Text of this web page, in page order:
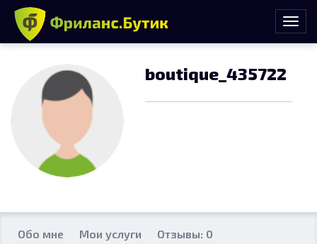
boutique_435722
Обо мне Мои услуги
Отзывы: 0